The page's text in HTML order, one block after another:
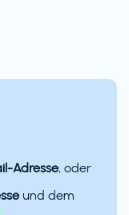
Adresse, oder
und dem